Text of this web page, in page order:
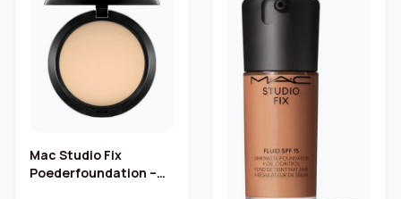
Mac Studio Fix
Poederfoundation –